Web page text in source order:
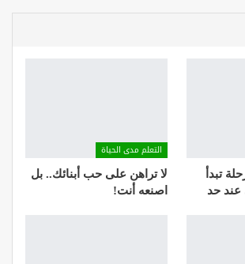
تبدأ
عند حد
التعلم مدى الحياة
لا تراهن على حب أبنائك.. بل
اصنعه أنت!